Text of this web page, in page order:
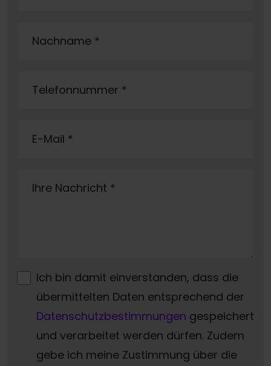
Nachname *
Telefonnummer *
E-Mail *
Ihre Nachricht *
Ich bin damit einverstanden, dass die
übermittelten Daten entsprechend der
Datenschutzbestimmungen gespeichert
und verarbeitet werden dürfen. Zudem
gebe ich meine Zustimmung über die